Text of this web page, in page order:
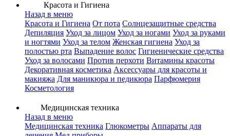
Красота и Гигиена
Назад в меню
Красота и Гигиена От пота Солнцезащитные средства
Депиляция Уход за лицом Уход за ногами Уход за руками
и ногтями Уход за телом Женская гигиена Уход за
полостью рта Выпадение волос Гигиенические средства
Уход за волосами Против перхоти Витамины красоты
Декоративная косметика Аксессуары для красоты и
макияжа Для маникюра и педикюра Парфюмерия
Косметология
Медицинская техника
Назад в меню
Медицинская техника Глюкометры Аппараты для